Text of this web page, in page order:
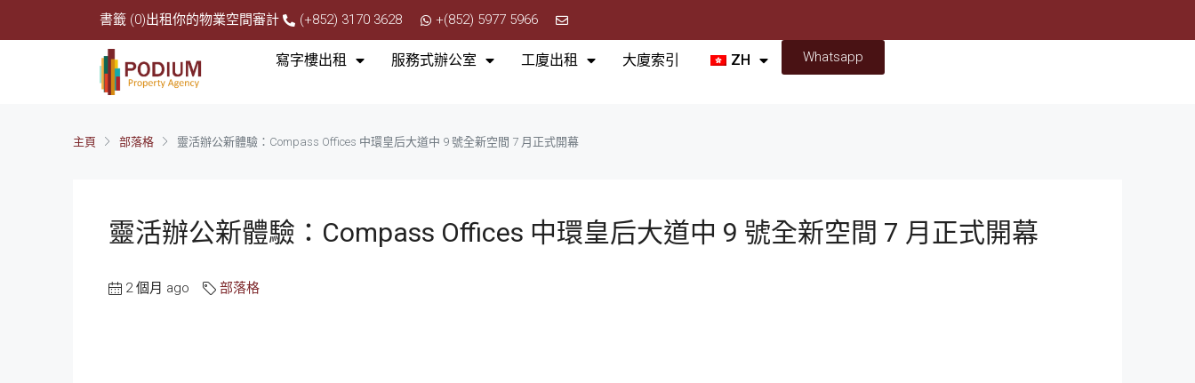
書籤 (0)出租你的物業空間審計 (+852) 3170 3628 +(852) 5977 5966
寫字樓出租 服務式辦公室 工廈出租 大廈索引 ZH Whatsapp
主頁 部落格 靈活辦公新體驗：Compass Offices 中環皇后大道中 9 號全新空間 7 月正式開幕
靈活辦公新體驗：Compass Offices 中環皇后大道中 9 號全新空間 7 月正式開幕
2 個月 ago 部落格